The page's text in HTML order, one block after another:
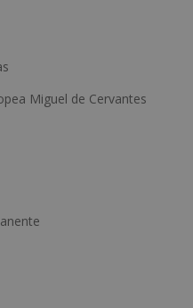
Miguel de Cervantes